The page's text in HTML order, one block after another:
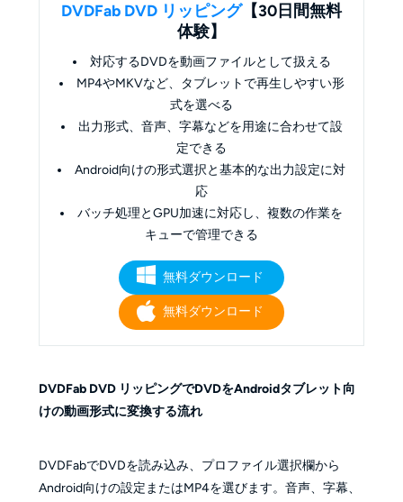
DVDFab DVD リッピング【30日間無料
体験】
対応するDVDを動画ファイルとして扱える
MP4やMKVなど、タブレットで再生しやすい形
式を選べる
出力形式、音声、字幕などを用途に合わせて設
定できる
Android向けの形式選択と基本的な出力設定に対
応
バッチ処理とGPU加速に対応し、複数の作業を
キューで管理できる
無料ダウンロード
無料ダウンロード
DVDFab DVD リッピングでDVDをAndroidタブレット向
けの動画形式に変換する流れ
DVDFabでDVDを読み込み、プロファイル選択欄から
Android向けの設定またはMP4を選びます。音声、字幕、